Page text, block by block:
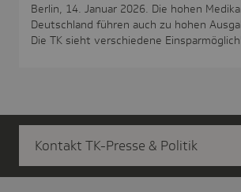
Berlin, 14. Januar 2026. Die hohen
Deutschland führen auch zu hohen
Die TK sieht verschiedene
Kontakt TK-Presse & Politik